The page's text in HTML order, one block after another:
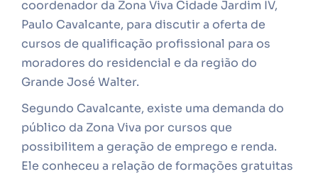
coordenador da Zona Viva Cidade Jardim IV,
Paulo Cavalcante, para discutir a oferta de
cursos de qualificação profissional para os
moradores do residencial e da região do
Grande José Walter.
Segundo Cavalcante, existe uma demanda do
público da Zona Viva por cursos que
possibilitem a geração de emprego e renda.
Ele conheceu a relação de formações gratuitas